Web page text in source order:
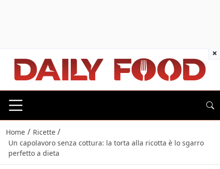
Home / Ricette /
Un capolavoro senza cottura: la torta alla ricotta è lo sgarro
perfetto a dieta
×